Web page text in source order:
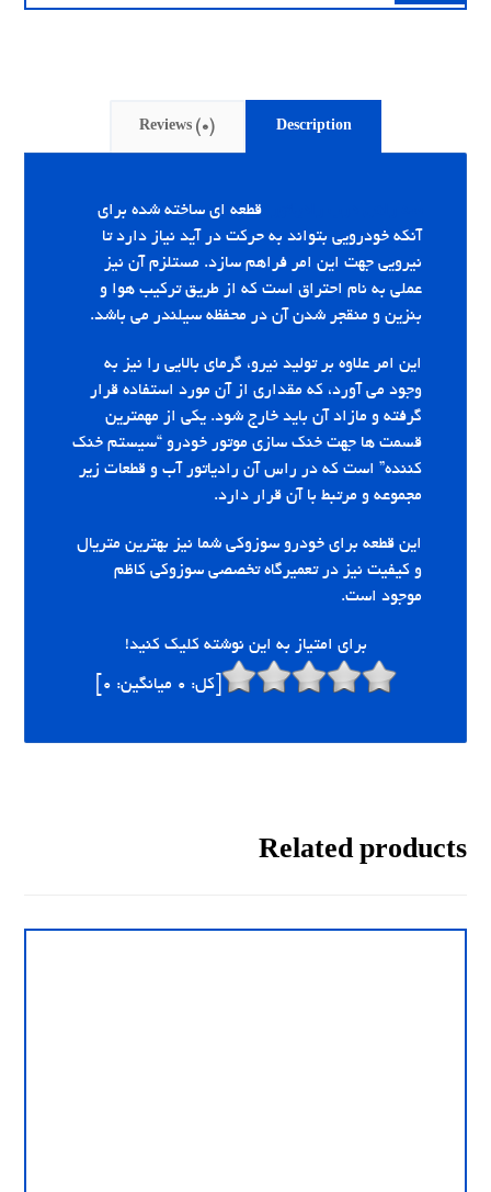
Description
Reviews (0)
قطعه ای ساخته شده برای
آنکه خودرویی بتواند به حرکت در آید نیاز دارد تا
نیرویی جهت این امر فراهم سازد. مستلزم آن نیز
عملی به نام احتراق است که از طریق ترکیب هوا و
بنزین و منقجر شدن آن در محفظه سیلندر می باشد.
این امر علاوه بر تولید نیرو، گرمای بالایی را نیز به
وجود می آورد، که مقداری از آن مورد استفاده قرار
گرفته و مازاد آن باید خارج شود. یکی از مهمترین
قسمت ها جهت خنک سازی موتور خودرو “سیستم خنک
کننده” است که در راس آن رادیاتور آب و قطعات زیر
مجموعه و مرتبط با آن قرار دارد.
این قطعه برای خودرو سوزوکی شما نیز بهترین متریال
و کیفیت نیز در تعمیرگاه تخصصی سوزوکی کاظم
موجود است.
برای امتیاز به این نوشته کلیک کنید!
[کل: 0 میانگین: 0
Related products